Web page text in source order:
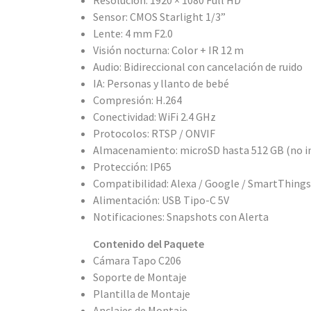
Sensor: CMOS Starlight 1/3”
Lente: 4 mm F2.0
Visión nocturna: Color + IR 12 m
Audio: Bidireccional con cancelación de ruido
IA: Personas y llanto de bebé
Compresión: H.264
Conectividad: WiFi 2.4 GHz
Protocolos: RTSP / ONVIF
Almacenamiento: microSD hasta 512 GB (no
Protección: IP65
Compatibilidad: Alexa / Google / SmartThings
Alimentación: USB Tipo-C 5V
Notificaciones: Snapshots con Alerta
Contenido del Paquete
Cámara Tapo C206
Soporte de Montaje
Plantilla de Montaje